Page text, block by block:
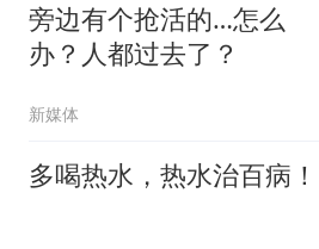
旁边有个抢活的…怎么
办？人都过去了？
新媒体
多喝热水，热水治百病！